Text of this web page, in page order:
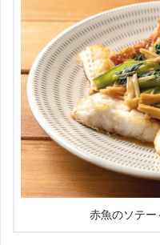
赤魚のソテー